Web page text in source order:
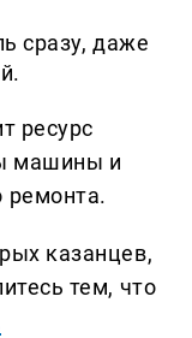
сразу, даже
ресурс
машины и
ремонта.
казанцев,
тем, что